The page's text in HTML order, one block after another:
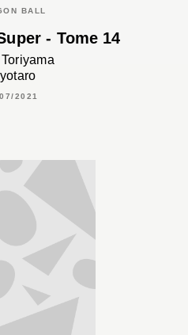
BALL
- Tome 14
2021